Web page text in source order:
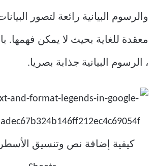
والرسوم البيانية رائعة لتصور
معقدة للغاية بحيث لا يمكن فهمها.
، الرسوم البيانية جذابة بصريا.